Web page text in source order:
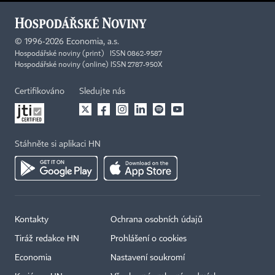
© 1996-2026 Economia, a.s.
Hospodářské noviny (print) ISSN 0862-9587
Hospodářské noviny (online) ISSN 2787-950X
Certifikováno Sledujte nás
Stáhněte si aplikaci HN
Kontakty
Tiráž redakce HN
Economia
Ochrana osobních údajů
Prohlášení o cookies
Nastavení soukromí